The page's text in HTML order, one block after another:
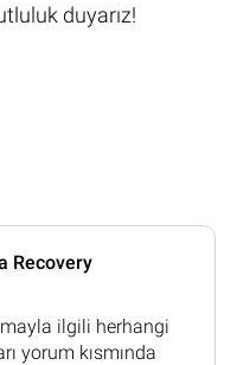
duyarız!
Recovery
ilgili herhangi
yorum kısmında